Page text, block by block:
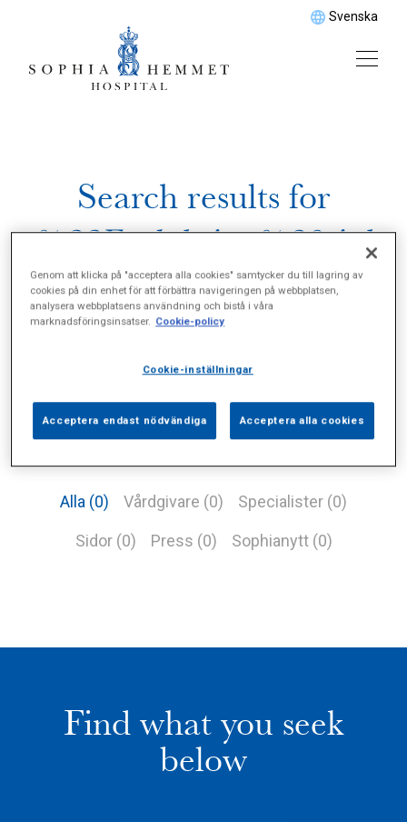
Svenska
Search results for
%22Endokrina%20sjuk
domar%22
Alla (0) Vårdgivare (0) Specialister (0)
Sidor (0) Press (0) Sophianytt (0)
Find what you seek
below
Genom att klicka på "acceptera alla cookies" samtycker du till lagring av
cookies på din enhet för att förbättra navigeringen på webbplatsen,
analysera webbplatsens användning och bistå i våra
marknadsföringsinsatser. Cookie-policy
Cookie-inställningar
Acceptera endast nödvändiga Acceptera alla cookies